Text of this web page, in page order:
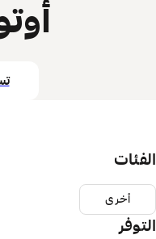
الفئات
أخرى
التوفر